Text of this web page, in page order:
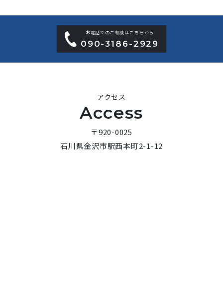
お電話でのご相談はこちらから
090-3186-2929
アクセス
Access
〒920-0025
石川県金沢市駅西本町2-1-12